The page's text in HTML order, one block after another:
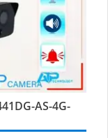
AS-4G-